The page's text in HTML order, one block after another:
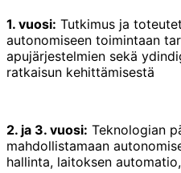
1. vuosi: Tutkimus ja
autonomiseen toimintaan
apujärjestelmien sekä
ratkaisun kehittämisestä
2. ja 3. vuosi: Teknologian
mahdollistamaan
hallinta, laitoksen